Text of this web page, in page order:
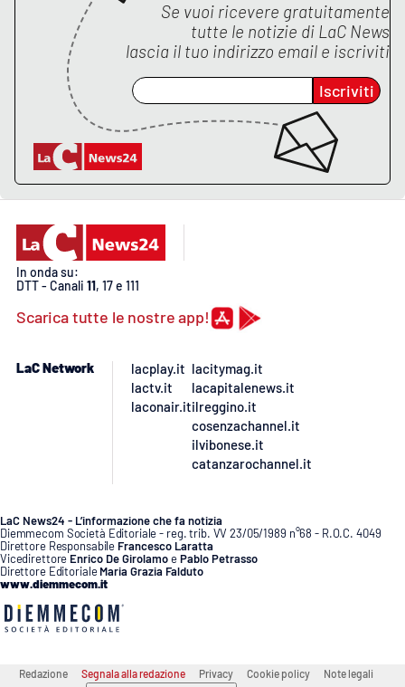
Se vuoi ricevere gratuitamente
tutte le notizie di LaC News
lascia il tuo indirizzo email e iscriviti
Iscriviti
In onda su:
DTT - Canali 11, 17 e 111
Scarica tutte le nostre app!
LaC Network
lacplay.it
lactv.it
laconair.it
lacitymag.it
lacapitalenews.it
ilreggino.it
cosenzachannel.it
ilvibonese.it
catanzarochannel.it
LaC News24 - L’informazione che fa notizia
Diemmecom Società Editoriale - reg. trib. VV 23/05/1989 n°68 - R.O.C. 4049
Direttore Responsabile Francesco Laratta
Vicedirettore Enrico De GirolamoePablo Petrasso
Direttore Editoriale Maria Grazia Falduto
www.diemmecom.it
Redazione Segnala alla redazione Privacy Cookie policy Note legali